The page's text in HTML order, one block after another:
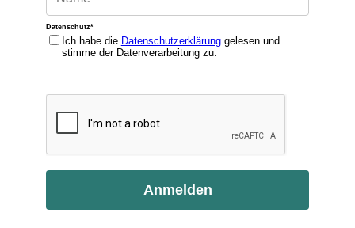
Datenschutz*
Ich habe die Datenschutzerklärunggelesen und
stimme der Datenverarbeitung zu.
Anmelden